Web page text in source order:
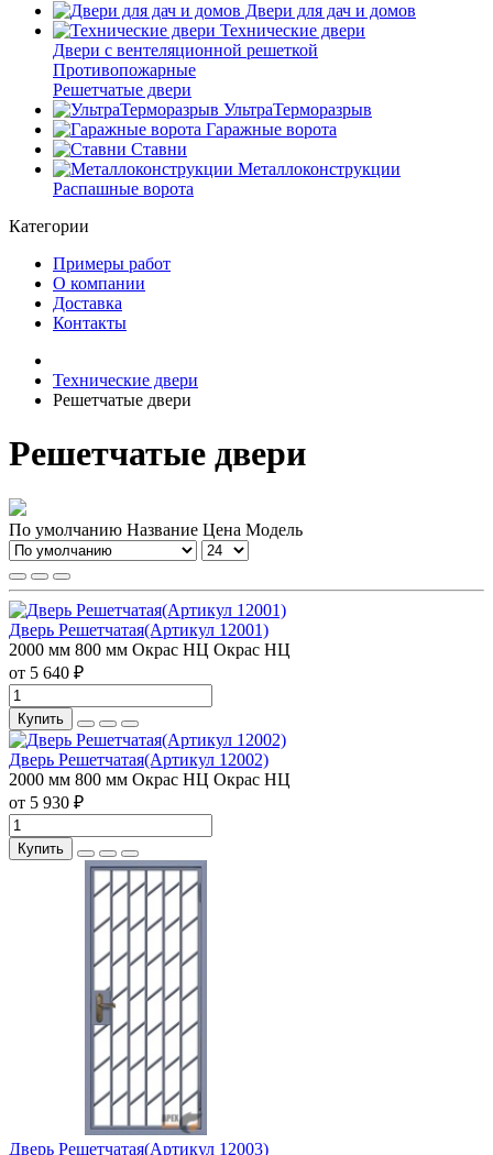
Двери для дач и домов
Технические двери
Двери с вентеляционной решеткой
Противопожарные
Решетчатые двери
УльтраТерморазрыв
Гаражные ворота
Ставни
Металлоконструкции
Распашные ворота
Категории
Примеры работ
О компании
Доставка
Контакты
Технические двери
Решетчатые двери
Решетчатые двери
По умолчанию Название Цена Модель
Дверь Решетчатая(Артикул 12001)
2000 мм 800 мм Окрас НЦ Окрас НЦ
от 5 640 ₽
Купить
Дверь Решетчатая(Артикул 12002)
2000 мм 800 мм Окрас НЦ Окрас НЦ
от 5 930 ₽
Купить
Дверь Решетчатая(Артикул 12003)